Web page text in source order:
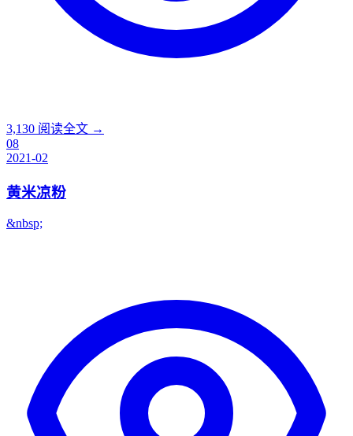
3,130 阅读全文 →
08
2021-02
黄米凉粉
&nbsp;